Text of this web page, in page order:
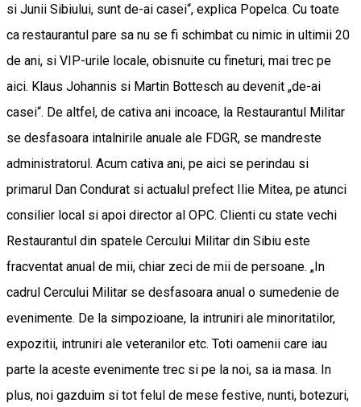
si Junii Sibiului, sunt de-ai casei“, explica Popelca. Cu toate
ca restaurantul pare sa nu se fi schimbat cu nimic in ultimii 20
de ani, si VIP-urile locale, obisnuite cu fineturi, mai trec pe
aici. Klaus Johannis si Martin Bottesch au devenit „de-ai
casei“. De altfel, de cativa ani incoace, la Restaurantul Militar
se desfasoara intalnirile anuale ale FDGR, se mandreste
administratorul. Acum cativa ani, pe aici se perindau si
primarul Dan Condurat si actualul prefect Ilie Mitea, pe atunci
consilier local si apoi director al OPC. Clienti cu state vechi
Restaurantul din spatele Cercului Militar din Sibiu este
fracventat anual de mii, chiar zeci de mii de persoane. „In
cadrul Cercului Militar se desfasoara anual o sumedenie de
evenimente. De la simpozioane, la intruniri ale minoritatilor,
expozitii, intruniri ale veteranilor etc. Toti oamenii care iau
parte la aceste evenimente trec si pe la noi, sa ia masa. In
plus, noi gazduim si tot felul de mese festive, nunti, botezuri,